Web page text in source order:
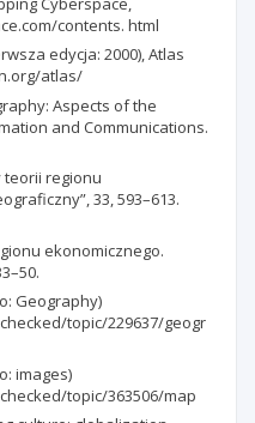
contents. html
edycja: 2000), Atlas
atlas/
Aspects of the
and Communications.
teorii regionu
33, 593–613.
ekonomicznego.
Geography)
topic/229637/geogr
images)
topic/363506/map